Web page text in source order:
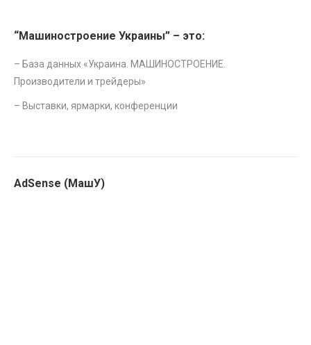
“Машиностроение Украины” – это:
– База данных «Украина. МАШИНОСТРОЕНИЕ.
Производители и трейдеры»
– Выставки, ярмарки, конференции
AdSense (МашУ)